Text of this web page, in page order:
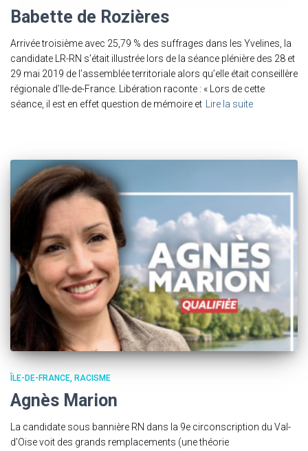
Babette de Rozières
Arrivée troisième avec 25,79 % des suffrages dans les Yvelines, la
candidate LR-RN s’était illustrée lors de la séance plénière des 28 et
29 mai 2019 de l’assemblée territoriale alors qu’elle était conseillère
régionale d’Ile-de-France. Libération raconte : « Lors de cette
séance, il est en effet question de mémoire et
Lire la suite
ÎLE-DE-FRANCE RACISME
Agnès Marion
La candidate sous bannière RN dans la 9e circonscription du Val-
d’Oise voit des grands remplacements (une théorie